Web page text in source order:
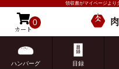
領収書がマイページより
カート
0
ハンバーグ 目録
ゲス